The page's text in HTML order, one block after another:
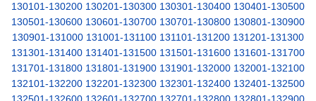
130101-130200 130201-130300 130301-130400 130401-130500
130501-130600 130601-130700 130701-130800 130801-130900
130901-131000 131001-131100 131101-131200 131201-131300
131301-131400 131401-131500 131501-131600 131601-131700
131701-131800 131801-131900 131901-132000 132001-132100
132101-132200 132201-132300 132301-132400 132401-132500